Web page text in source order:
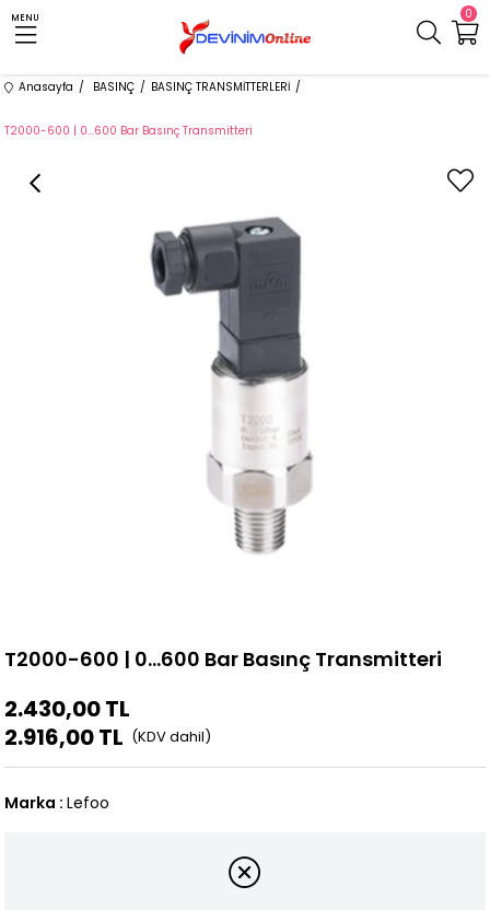
0
MENU
Anasayfa BASINÇ BASINÇ TRANSMİTTERLERİ
T2000-600 | 0...600 Bar Basınç Transmitteri
T2000-600 | 0...600 Bar Basınç Transmitteri
2.430,00 TL
2.916,00 TL
Marka : Lefoo